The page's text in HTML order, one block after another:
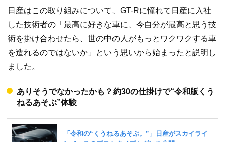
日産はこの取り組みについて、GT-Rに憧れて日産に入社
した技術者の「最高に好きな車に、今自分が最高と思う技
術を掛け合わせたら、世の中の人がもっとワクワクする車
を造れるのではないか」という思いから始まったと説明し
ました。
ありそうでなかったかも？約30の仕掛けで“令和版くう
ねるあそぶ”体験